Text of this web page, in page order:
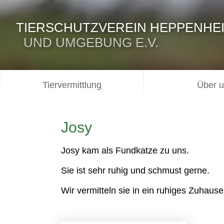
TIERSCHUTZVEREIN
UND UMGEBUNG E.V.
Tiervermittlung Über
Josy
Josy kam als Fundkatze zu uns.
Sie ist sehr ruhig und schmust gerne.
Wir vermitteln sie in ein ruhiges